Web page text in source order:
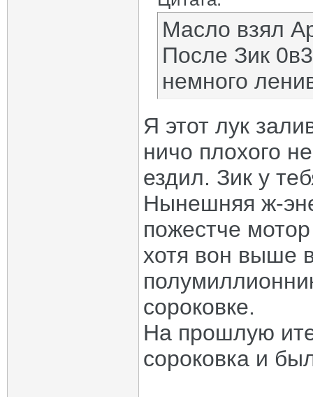
Масло взял
После Зик
немного
Я этот лук
ничо плохого
ездил. Зик у
Нынешняя ж-
пожестче
хотя вон выше
сороковке.
На прошлую
сороковка и